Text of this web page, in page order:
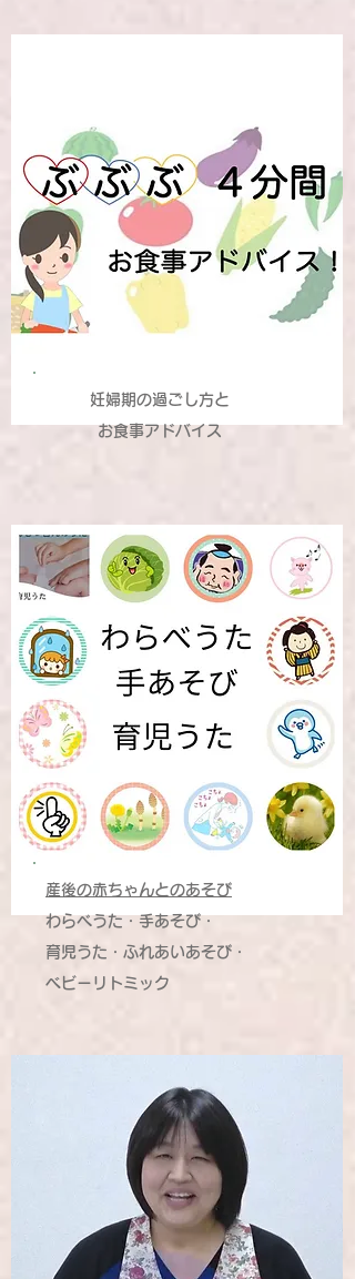
妊婦期の過ごし方と
お食事アドバイス
産後の赤ちゃんとのあそび
わらべうた・手あそび・
育児うた・ふれあいあそび・
ベビーリトミック